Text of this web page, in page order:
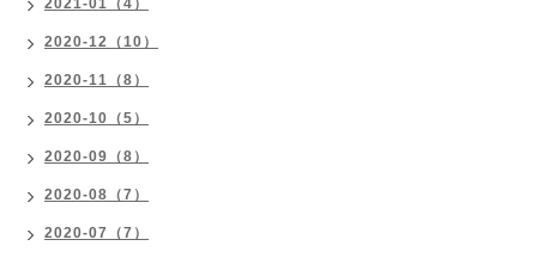
2021-01（4）
2020-12（10）
2020-11（8）
2020-10（5）
2020-09（8）
2020-08（7）
2020-07（7）